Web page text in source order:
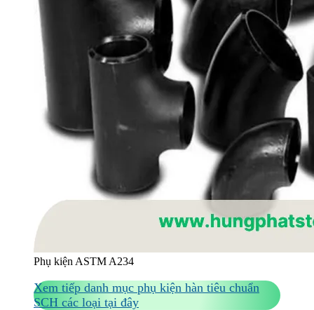
Phụ kiện ASTM A234
Xem tiếp danh mục phụ kiện hàn tiêu chuẩn
SCH các loại tại đây